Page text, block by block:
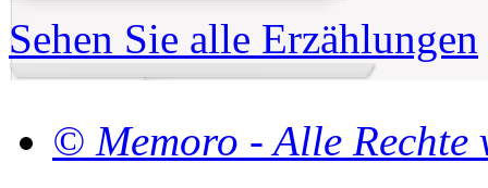
Sehen Sie alle Erzählungen
© Memoro - Alle Rechte